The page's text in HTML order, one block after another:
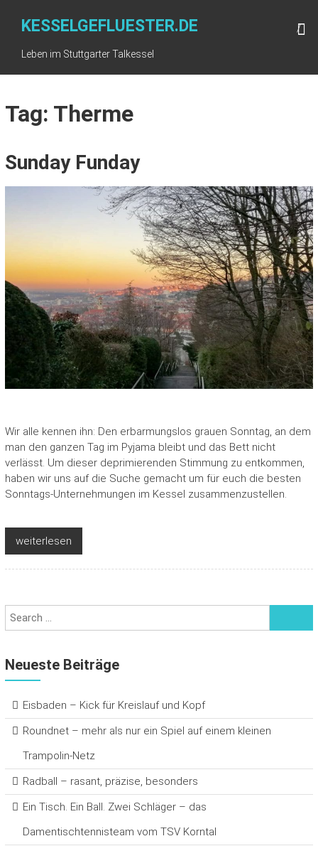
KESSELGEFLUESTER.DE
Leben im Stuttgarter Talkessel
Tag: Therme
Sunday Funday
Wir alle kennen ihn: Den erbarmungslos grauen Sonntag, an dem
man den ganzen Tag im Pyjama bleibt und das Bett nicht
verlässt. Um dieser deprimierenden Stimmung zu entkommen,
haben wir uns auf die Suche gemacht um für euch die besten
Sonntags-Unternehmungen im Kessel zusammenzustellen.
weiterlesen
Neueste Beiträge
Eisbaden – Kick für Kreislauf und Kopf
Roundnet – mehr als nur ein Spiel auf einem kleinen
Trampolin-Netz
Radball – rasant, präzise, besonders
Ein Tisch. Ein Ball. Zwei Schläger – das
Damentischtennisteam vom TSV Korntal